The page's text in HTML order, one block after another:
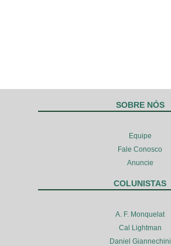
SOBRE NÓS
Equipe
Fale Conosco
Anuncie
COLUNISTAS
A. F. Monquelat
Cal Lightman
Daniel Giannechini